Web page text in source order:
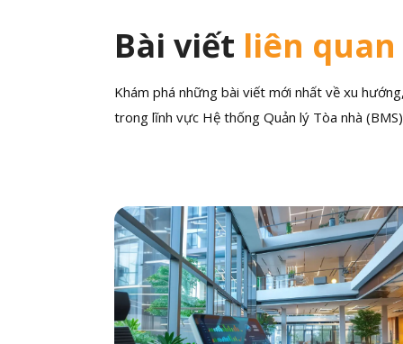
Bài viết liên quan
Khám phá những bài viết mới nhất về xu
trong lĩnh vực Hệ thống Quản lý Tòa nhà